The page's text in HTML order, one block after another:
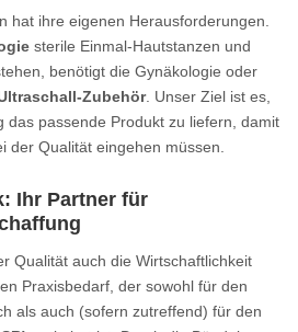
hat ihre eigenen Herausforderungen.
sterile Einmal-Hautstanzen und
benötigt die Gynäkologie oder
Zubehör. Unser Ziel ist es,
das passende Produkt zu liefern, damit
der Qualität eingehen müssen.
Ihr Partner für
Qualität auch die Wirtschaftlichkeit
Praxisbedarf, der sowohl für den
als auch (sofern zutreffend) für den